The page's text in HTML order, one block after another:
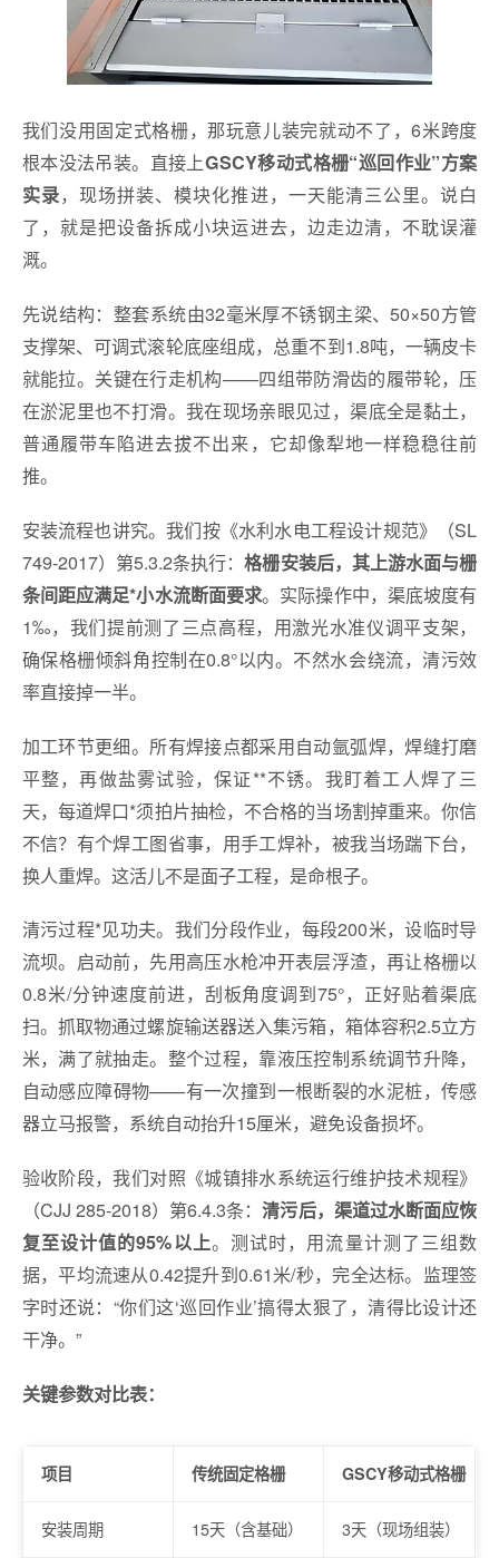
我们没用固定式格栅，那玩意儿装完就动不了，6米跨度
根本没法吊装。直接上GSCY移动式格栅“巡回作业”方案
实录，现场拼装、模块化推进，一天能清三公里。说白
了，就是把设备拆成小块运进去，边走边清，不耽误灌
溉。
先说结构：整套系统由32毫米厚不锈钢主梁、50×50方管
支撑架、可调式滚轮底座组成，总重不到1.8吨，一辆皮卡
就能拉。关键在行走机构——四组带防滑齿的履带轮，压
在淤泥里也不打滑。我在现场亲眼见过，渠底全是黏土，
普通履带车陷进去拔不出来，它却像犁地一样稳稳往前
推。
安装流程也讲究。我们按《水利水电工程设计规范》（SL
749-2017）第5.3.2条执行：格栅安装后，其上游水面与栅
条间距应满足*小水流断面要求。实际操作中，渠底坡度有
1‰，我们提前测了三点高程，用激光水准仪调平支架，
确保格栅倾斜角控制在0.8°以内。不然水会绕流，清污效
率直接掉一半。
加工环节更细。所有焊接点都采用自动氩弧焊，焊缝打磨
平整，再做盐雾试验，保证**不锈。我盯着工人焊了三
天，每道焊口*须拍片抽检，不合格的当场割掉重来。你信
不信？有个焊工图省事，用手工焊补，被我当场踹下台，
换人重焊。这活儿不是面子工程，是命根子。
清污过程*见功夫。我们分段作业，每段200米，设临时导
流坝。启动前，先用高压水枪冲开表层浮渣，再让格栅以
0.8米/分钟速度前进，刮板角度调到75°，正好贴着渠底
扫。抓取物通过螺旋输送器送入集污箱，箱体容积2.5立方
米，满了就抽走。整个过程，靠液压控制系统调节升降，
自动感应障碍物——有一次撞到一根断裂的水泥桩，传感
器立马报警，系统自动抬升15厘米，避免设备损坏。
验收阶段，我们对照《城镇排水系统运行维护技术规程》
（CJJ 285-2018）第6.4.3条：清污后，渠道过水断面应恢
复至设计值的95%以上。测试时，用流量计测了三组数
据，平均流速从0.42提升到0.61米/秒，完全达标。监理签
字时还说：“你们这‘巡回作业’搞得太狠了，清得比设计还
干净。”
关键参数对比表：
项目 传统固定格栅 GSCY移动式格栅
安装周期 15天（含基础） 3天（现场组装）